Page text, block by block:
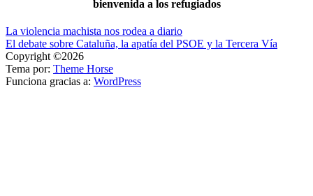
bienvenida a los refugiados
Navegación
de
entradas
La violencia machista nos rodea a diario
El debate sobre Cataluña, la apatía del PSOE y la Tercera Vía
Copyright ©2026
Tema por: Theme Horse
Funciona gracias a: WordPress